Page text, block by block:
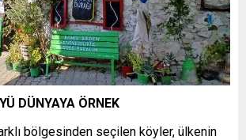
DÜNYAYA ÖRNEK
bölgesinden seçilen köyler, ülkenin